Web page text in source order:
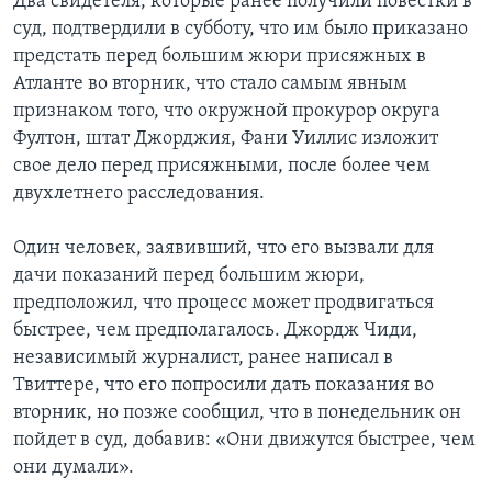
суд, подтвердили в субботу, что им было приказано
предстать перед большим жюри присяжных в
Атланте во вторник, что стало самым явным
признаком того, что окружной прокурор округа
Фултон, штат Джорджия, Фани Уиллис изложит
свое дело перед присяжными, после более чем
двухлетнего расследования.
Один человек, заявивший, что его вызвали для
дачи показаний перед большим жюри,
предположил, что процесс может продвигаться
быстрее, чем предполагалось. Джордж Чиди,
независимый журналист, ранее написал в
Твиттере, что его попросили дать показания во
вторник, но позже сообщил, что в понедельник он
пойдет в суд, добавив: «Они движутся быстрее, чем
они думали».